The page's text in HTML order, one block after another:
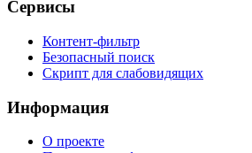
Сервисы
Контент-фильтр
Безопасный поиск
Скрипт для слабовидящих
Информация
О проекте